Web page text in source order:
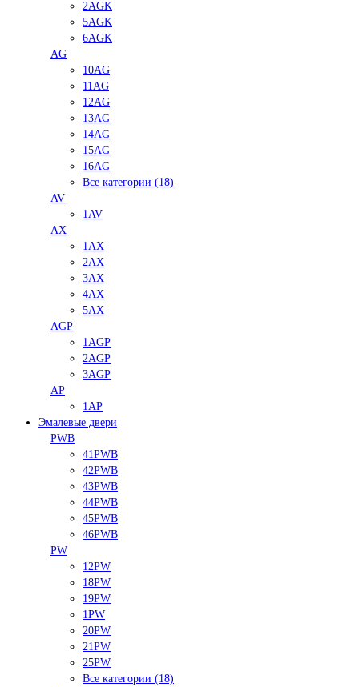
2AGK
5AGK
6AGK
AG
10AG
11AG
12AG
13AG
14AG
15AG
16AG
Все категории (18)
AV
1AV
AX
1AX
2AX
3AX
4AX
5AX
AGP
1AGP
2AGP
3AGP
AP
1AP
Эмалевые двери
PWB
41PWB
42PWB
43PWB
44PWB
45PWB
46PWB
PW
12PW
18PW
19PW
1PW
20PW
21PW
25PW
Все категории (18)